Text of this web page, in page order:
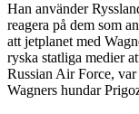
Han använder
reagera på dem som
att jetplanet med
ryska statliga medier
Russian Air Force,
Wagners hundar